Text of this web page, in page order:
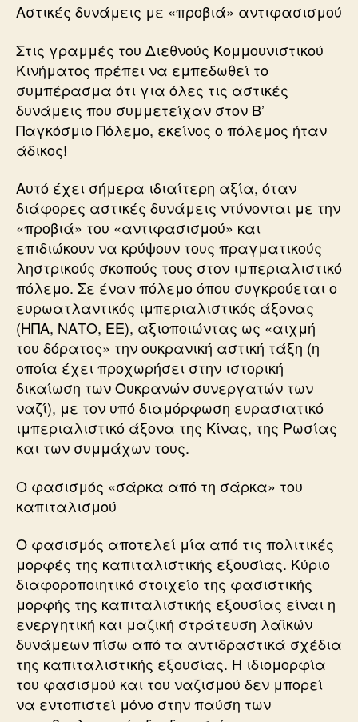
Αστικές δυνάμεις με «προβιά» αντιφασισμού
Στις γραμμές του Διεθνούς Κομμουνιστικού
Κινήματος πρέπει να εμπεδωθεί το
συμπέρασμα ότι για όλες τις αστικές
δυνάμεις που συμμετείχαν στον Β’
Παγκόσμιο Πόλεμο, εκείνος ο πόλεμος ήταν
άδικος!
Αυτό έχει σήμερα ιδιαίτερη αξία, όταν
διάφορες αστικές δυνάμεις ντύνονται με την
«προβιά» του «αντιφασισμού» και
επιδιώκουν να κρύψουν τους πραγματικούς
ληστρικούς σκοπούς τους στον ιμπεριαλιστικό
πόλεμο. Σε έναν πόλεμο όπου συγκρούεται ο
ευρωατλαντικός ιμπεριαλιστικός άξονας
(ΗΠΑ, ΝΑΤΟ, ΕΕ), αξιοποιώντας ως «αιχμή
του δόρατος» την ουκρανική αστική τάξη (η
οποία έχει προχωρήσει στην ιστορική
δικαίωση των Ουκρανών συνεργατών των
ναζί), με τον υπό διαμόρφωση ευρασιατικό
ιμπεριαλιστικό άξονα της Κίνας, της Ρωσίας
και των συμμάχων τους.
Ο φασισμός «σάρκα από τη σάρκα» του
καπιταλισμού
Ο φασισμός αποτελεί μία από τις πολιτικές
μορφές της καπιταλιστικής εξουσίας. Κύριο
διαφοροποιητικό στοιχείο της φασιστικής
μορφής της καπιταλιστικής εξουσίας είναι η
ενεργητική και μαζική στράτευση λαϊκών
δυνάμεων πίσω από τα αντιδραστικά σχέδια
της καπιταλιστικής εξουσίας. Η ιδιομορφία
του φασισμού και του ναζισμού δεν μπορεί
να εντοπιστεί μόνο στην παύση των